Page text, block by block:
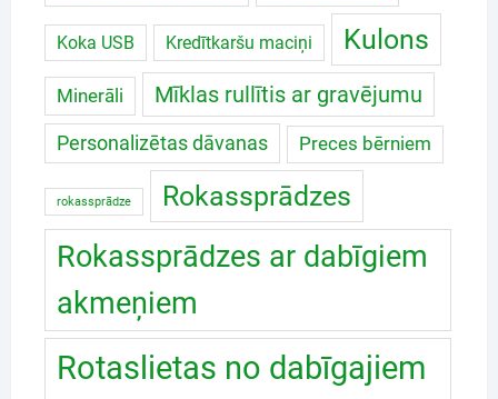
Koka USB Kredītkaršu maciņi Kulons
Minerāli Mīklas rullītis ar gravējumu
Personalizētas dāvanas Preces bērniem
rokassprādze Rokassprādzes
Rokassprādzes ar dabīgiem
akmeņiem
Rotaslietas no dabīgajiem